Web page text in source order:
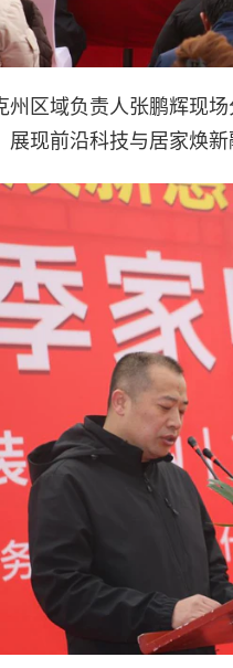
州区域负责人张鹏辉现
现前沿科技与居家焕